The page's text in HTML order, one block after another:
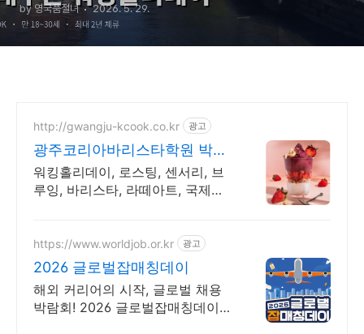
by 영국품절녀 2026. 5. 29.
http://gwangju-kcook.co.kr 광고
광주코리아바리스타학원 박채
미 카페 창업 컨설팅
워킹홀리데이, 로스팅, 센서리, 브
루잉, 바리스타, 라떼아트, 국제자
관, 창업반
https://www.worldjob.or.kr 광고
2026 글로벌잡매칭데이
해외 커리어의 시작, 글로벌 채용
박람회! 2026 글로벌잡매칭데이에